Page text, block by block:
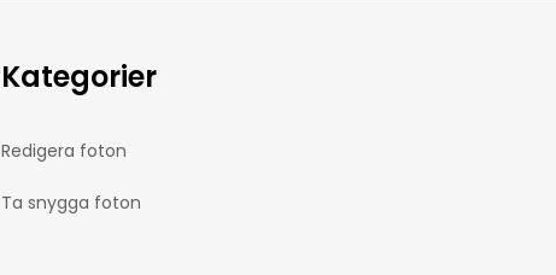
Kategorier
Redigera foton
Ta snygga foton